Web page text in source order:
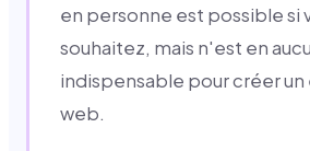
en personne est possible si
souhaitez, mais n'est en
indispensable pour créer
web.